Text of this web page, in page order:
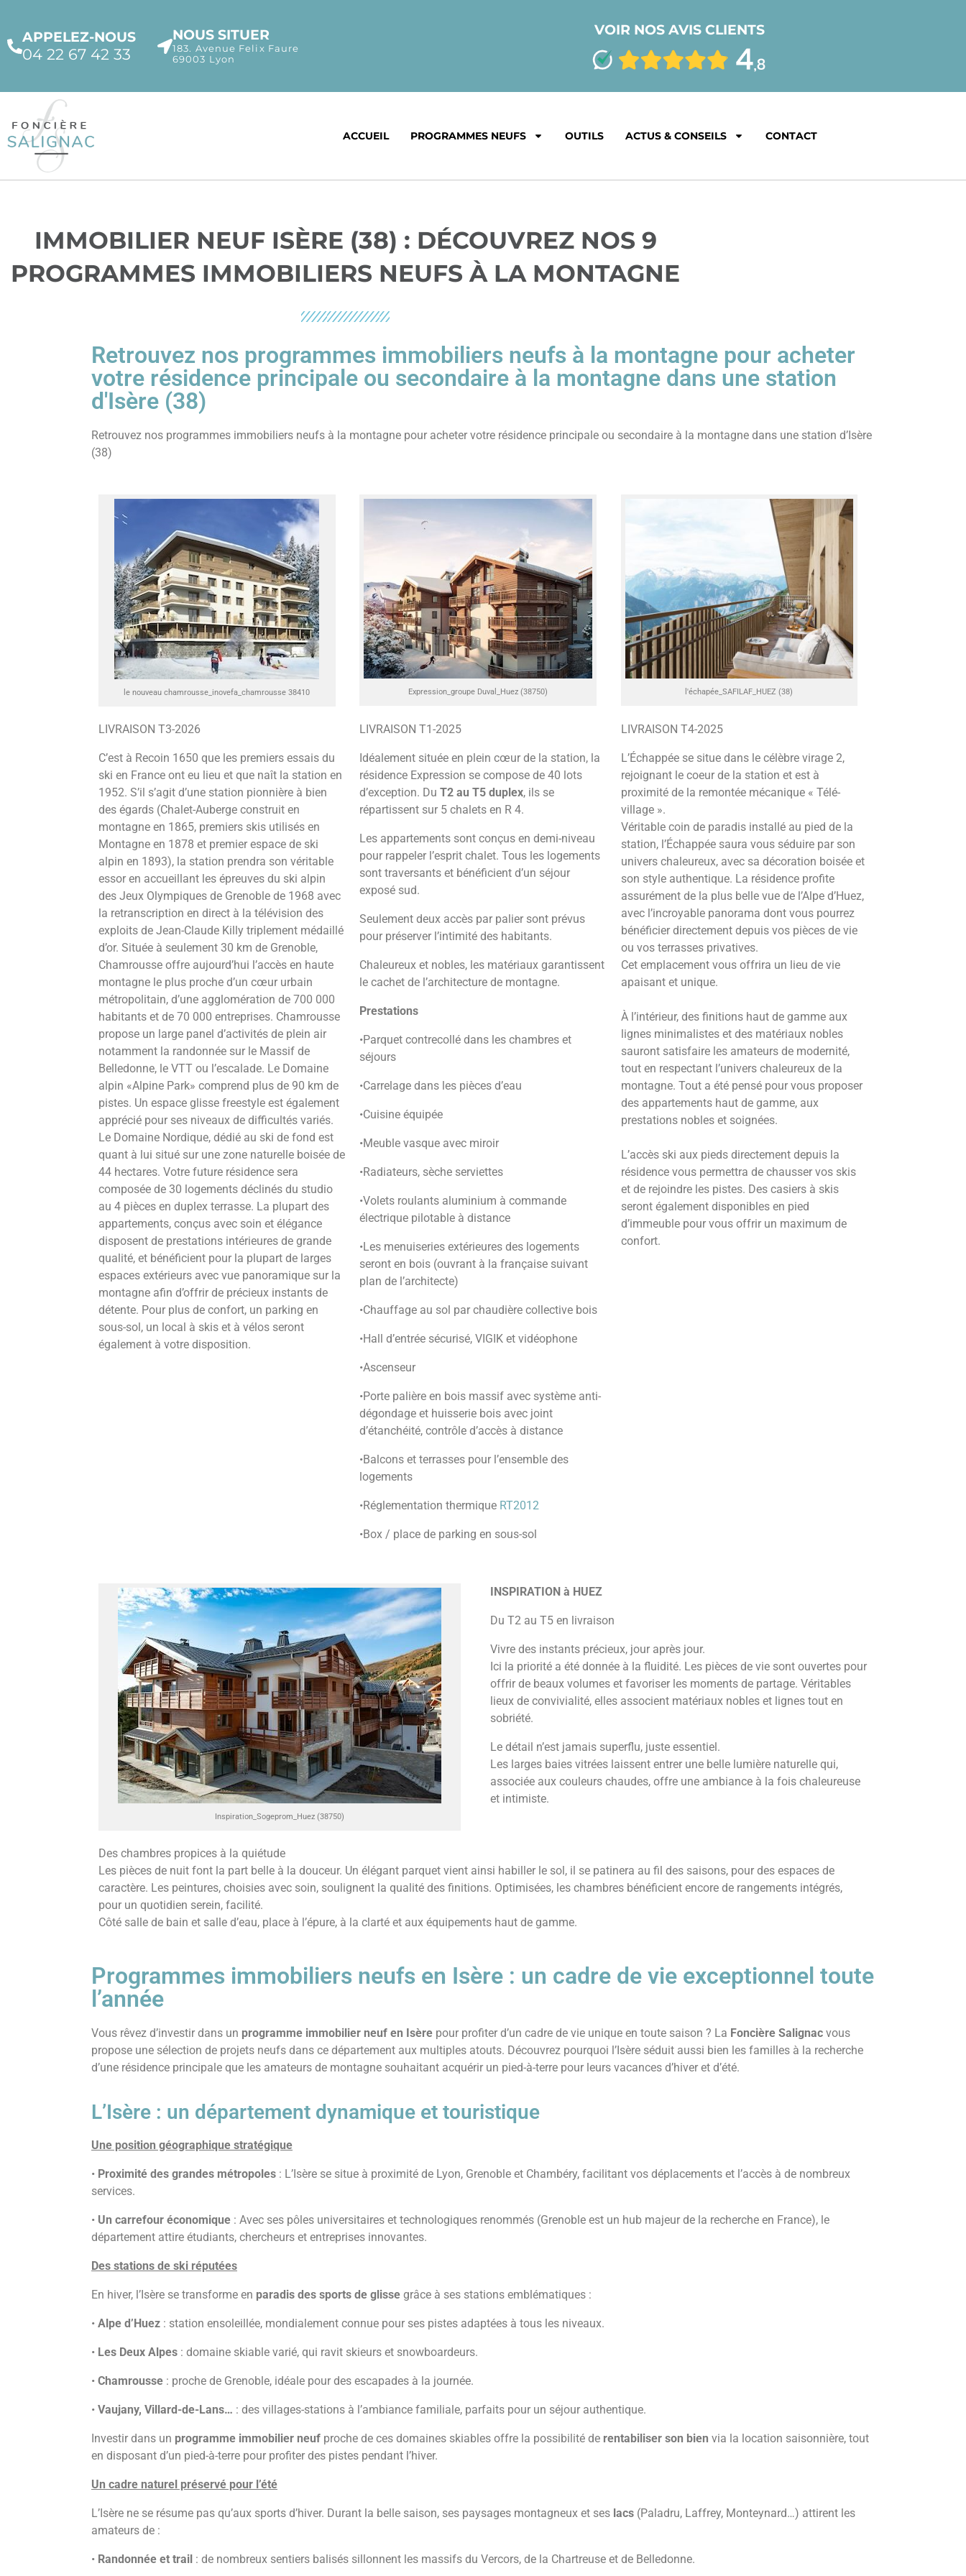
APPELEZ-NOUS
04 22 67 42 33
NOUS SITUER
183. Avenue Felix Faure
69003 Lyon
VOIR NOS AVIS CLIENTS
ACCUEIL PROGRAMMES NEUFS OUTILS ACTUS & CONSEILS CONTACT
IMMOBILIER NEUF ISÈRE (38) : DÉCOUVREZ NOS 9
PROGRAMMES IMMOBILIERS NEUFS À LA MONTAGNE
Retrouvez nos programmes immobiliers neufs à la montagne pour acheter
votre résidence principale ou secondaire à la montagne dans une station
d'Isère (38)
Retrouvez nos programmes immobiliers neufs à la montagne pour acheter votre résidence principale ou secondaire à la montagne dans une station d’Isère
(38)
le nouveau chamrousse_inovefa_chamrousse 38410 Expression_groupe Duval_Huez (38750) l'échapée_SAFILAF_HUEZ (38)
LIVRAISON T3-2026
C’est à Recoin 1650 que les premiers essais du
ski en France ont eu lieu et que naît la station en
1952. S’il s’agit d’une station pionnière à bien
des égards (Chalet-Auberge construit en
montagne en 1865, premiers skis utilisés en
Montagne en 1878 et premier espace de ski
alpin en 1893), la station prendra son véritable
essor en accueillant les épreuves du ski alpin
des Jeux Olympiques de Grenoble de 1968 avec
la retranscription en direct à la télévision des
exploits de Jean-Claude Killy triplement médaillé
d’or. Située à seulement 30 km de Grenoble,
Chamrousse offre aujourd’hui l’accès en haute
montagne le plus proche d’un cœur urbain
métropolitain, d’une agglomération de 700 000
habitants et de 70 000 entreprises. Chamrousse
propose un large panel d’activités de plein air
notamment la randonnée sur le Massif de
Belledonne, le VTT ou l’escalade. Le Domaine
alpin «Alpine Park» comprend plus de 90 km de
pistes. Un espace glisse freestyle est également
apprécié pour ses niveaux de difficultés variés.
Le Domaine Nordique, dédié au ski de fond est
quant à lui situé sur une zone naturelle boisée de
44 hectares. Votre future résidence sera
composée de 30 logements déclinés du studio
au 4 pièces en duplex terrasse. La plupart des
appartements, conçus avec soin et élégance
disposent de prestations intérieures de grande
qualité, et bénéficient pour la plupart de larges
espaces extérieurs avec vue panoramique sur la
montagne afin d’offrir de précieux instants de
détente. Pour plus de confort, un parking en
sous-sol, un local à skis et à vélos seront
également à votre disposition.
LIVRAISON T1-2025
Idéalement située en plein cœur de la station, la
résidence Expression se compose de 40 lots
d’exception. DuT2 au T5 duplex, ils se
répartissent sur 5 chalets en R 4.
Les appartements sont conçus en demi-niveau
pour rappeler l’esprit chalet. Tous les logements
sont traversants et bénéficient d’un séjour
exposé sud.
Seulement deux accès par palier sont prévus
pour préserver l’intimité des habitants.
Chaleureux et nobles, les matériaux garantissent
le cachet de l’architecture de montagne.
Prestations
•Parquet contrecollé dans les chambres et
séjours
•Carrelage dans les pièces d’eau
•Cuisine équipée
•Meuble vasque avec miroir
•Radiateurs, sèche serviettes
•Volets roulants aluminium à commande
électrique pilotable à distance
•Les menuiseries extérieures des logements
seront en bois (ouvrant à la française suivant
plan de l’architecte)
•Chauffage au sol par chaudière collective bois
•Hall d’entrée sécurisé, VIGIK et vidéophone
•Ascenseur
•Porte palière en bois massif avec système anti-
dégondage et huisserie bois avec joint
d’étanchéité, contrôle d’accès à distance
•Balcons et terrasses pour l’ensemble des
logements
•Réglementation thermique RT2012
•Box / place de parking en sous-sol
LIVRAISON T4-2025
L’Échappée se situe dans le célèbre virage 2,
rejoignant le coeur de la station et est à
proximité de la remontée mécanique « Télé-
village ».
Véritable coin de paradis installé au pied de la
station, l’Échappée saura vous séduire par son
univers chaleureux, avec sa décoration boisée et
son style authentique. La résidence profite
assurément de la plus belle vue de l’Alpe d’Huez,
avec l’incroyable panorama dont vous pourrez
bénéficier directement depuis vos pièces de vie
ou vos terrasses privatives.
Cet emplacement vous offrira un lieu de vie
apaisant et unique.
À l’intérieur, des finitions haut de gamme aux
lignes minimalistes et des matériaux nobles
sauront satisfaire les amateurs de modernité,
tout en respectant l’univers chaleureux de la
montagne. Tout a été pensé pour vous proposer
des appartements haut de gamme, aux
prestations nobles et soignées.
L’accès ski aux pieds directement depuis la
résidence vous permettra de chausser vos skis
et de rejoindre les pistes. Des casiers à skis
seront également disponibles en pied
d’immeuble pour vous offrir un maximum de
confort.
Inspiration_Sogeprom_Huez (38750)
INSPIRATION à HUEZ
Du T2 au T5 en livraison
Vivre des instants précieux, jour après jour.
Ici la priorité a été donnée à la fluidité. Les pièces de vie sont ouvertes pour
offrir de beaux volumes et favoriser les moments de partage. Véritables
lieux de convivialité, elles associent matériaux nobles et lignes tout en
sobriété.
Le détail n’est jamais superflu, juste essentiel.
Les larges baies vitrées laissent entrer une belle lumière naturelle qui,
associée aux couleurs chaudes, offre une ambiance à la fois chaleureuse
et intimiste.
Des chambres propices à la quiétude
Les pièces de nuit font la part belle à la douceur. Un élégant parquet vient ainsi habiller le sol, il se patinera au fil des saisons, pour des espaces de
caractère. Les peintures, choisies avec soin, soulignent la qualité des finitions. Optimisées, les chambres bénéficient encore de rangements intégrés,
pour un quotidien serein, facilité.
Côté salle de bain et salle d’eau, place à l’épure, à la clarté et aux équipements haut de gamme.
Programmes immobiliers neufs en Isère : un cadre de vie exceptionnel toute
l’année
Vous rêvez d’investir dans un programme immobilier neuf en Isère pour profiter d’un cadre de vie unique en toute saison ? La Foncière Salignac vous
propose une sélection de projets neufs dans ce département aux multiples atouts. Découvrez pourquoi l’Isère séduit aussi bien les familles à la recherche
d’une résidence principale que les amateurs de montagne souhaitant acquérir un pied-à-terre pour leurs vacances d’hiver et d’été.
L’Isère : un département dynamique et touristique
Une position géographique stratégique
• Proximité des grandes métropoles : L’Isère se situe à proximité de Lyon, Grenoble et Chambéry, facilitant vos déplacements et l’accès à de nombreux
services.
• Un carrefour économique : Avec ses pôles universitaires et technologiques renommés (Grenoble est un hub majeur de la recherche en France), le
département attire étudiants, chercheurs et entreprises innovantes.
Des stations de ski réputées
En hiver, l’Isère se transforme en paradis des sports de glisse grâce à ses stations emblématiques :
• Alpe d’Huez : station ensoleillée, mondialement connue pour ses pistes adaptées à tous les niveaux.
• Les Deux Alpes : domaine skiable varié, qui ravit skieurs et snowboardeurs.
• Chamrousse : proche de Grenoble, idéale pour des escapades à la journée.
• Vaujany, Villard-de-Lans… : des villages-stations à l’ambiance familiale, parfaits pour un séjour authentique.
Investir dans un programme immobilier neuf proche de ces domaines skiables offre la possibilité de rentabiliser son bien via la location saisonnière, tout
en disposant d’un pied-à-terre pour profiter des pistes pendant l’hiver.
Un cadre naturel préservé pour l’été
L’Isère ne se résume pas qu’aux sports d’hiver. Durant la belle saison, ses paysages montagneux et ses lacs (Paladru, Laffrey, Monteynard…) attirent les
amateurs de :
• Randonnée et trail : de nombreux sentiers balisés sillonnent les massifs du Vercors, de la Chartreuse et de Belledonne.